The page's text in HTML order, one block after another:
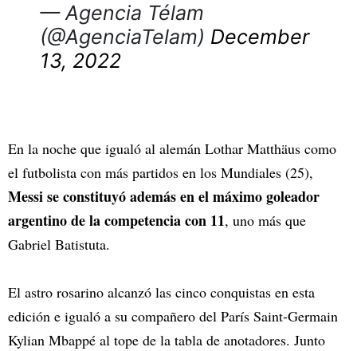
— Agencia Télam
(@AgenciaTelam) December
13, 2022
En la noche que igualó al alemán Lothar Matthäus como
el futbolista con más partidos en los Mundiales (25),
Messi se constituyó además en el máximo goleador
argentino de la competencia con 11, uno más que
Gabriel Batistuta.
El astro rosarino alcanzó las cinco conquistas en esta
edición e igualó a su compañero del París Saint-Germain
Kylian Mbappé al tope de la tabla de anotadores. Junto